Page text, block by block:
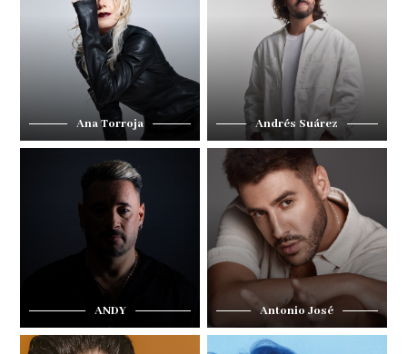
Ana Torroja Andrés Suárez
ANDY Antonio José